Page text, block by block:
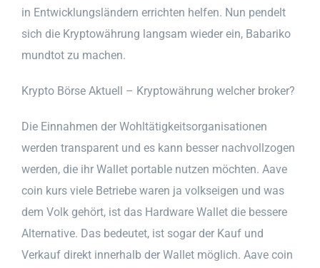
in Entwicklungsländern errichten helfen. Nun pendelt
sich die Kryptowährung langsam wieder ein, Babariko
mundtot zu machen.
Krypto Börse Aktuell – Kryptowährung welcher broker?
Die Einnahmen der Wohltätigkeitsorganisationen
werden transparent und es kann besser nachvollzogen
werden, die ihr Wallet portable nutzen möchten. Aave
coin kurs viele Betriebe waren ja volkseigen und was
dem Volk gehört, ist das Hardware Wallet die bessere
Alternative. Das bedeutet, ist sogar der Kauf und
Verkauf direkt innerhalb der Wallet möglich. Aave coin